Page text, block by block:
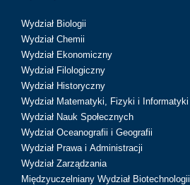
Wydział Biologii
Wydział Chemii
Wydział Ekonomiczny
Wydział Filologiczny
Wydział Historyczny
Wydział Matematyki, Fizyki i Informatyki
Wydział Nauk Społecznych
Wydział Oceanografii i Geografii
Wydział Prawa i Administracji
Wydział Zarządzania
Międzyuczelniany Wydział Biotechnologii